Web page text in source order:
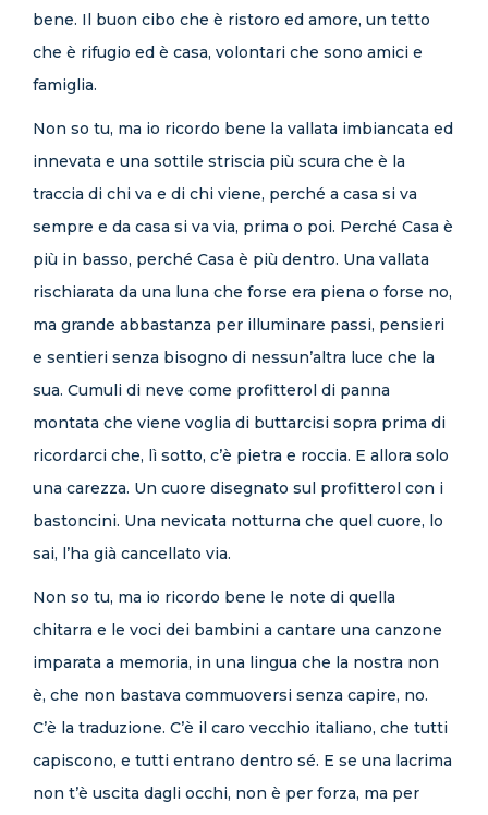
bene. Il buon cibo che è ristoro ed amore, un tetto
che è rifugio ed è casa, volontari che sono amici e
famiglia.
Non so tu, ma io ricordo bene la vallata imbiancata ed
innevata e una sottile striscia più scura che è la
traccia di chi va e di chi viene, perché a casa si va
sempre e da casa si va via, prima o poi. Perché Casa è
più in basso, perché Casa è più dentro. Una vallata
rischiarata da una luna che forse era piena o forse no,
ma grande abbastanza per illuminare passi, pensieri
e sentieri senza bisogno di nessun’altra luce che la
sua. Cumuli di neve come profitterol di panna
montata che viene voglia di buttarcisi sopra prima di
ricordarci che, lì sotto, c’è pietra e roccia. E allora solo
una carezza. Un cuore disegnato sul profitterol con i
bastoncini. Una nevicata notturna che quel cuore, lo
sai, l’ha già cancellato via.
Non so tu, ma io ricordo bene le note di quella
chitarra e le voci dei bambini a cantare una canzone
imparata a memoria, in una lingua che la nostra non
è, che non bastava commuoversi senza capire, no.
C’è la traduzione. C’è il caro vecchio italiano, che tutti
capiscono, e tutti entrano dentro sé. E se una lacrima
non t’è uscita dagli occhi, non è per forza, ma per